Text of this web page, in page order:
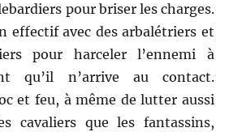
pour briser les charges.
effectif avec des arbalétriers et
pour harceler l’ennemi à
qu’il n’arrive au contact.
et feu, à même de lutter aussi
cavaliers que les fantassins,